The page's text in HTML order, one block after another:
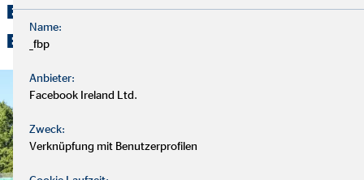
Entdecken Sie unsere spannenden
Beiträge
Name:
_fbp
Anbieter:
Facebook Ireland Ltd.
Zweck:
Verknüpfung mit Benutzerprofilen